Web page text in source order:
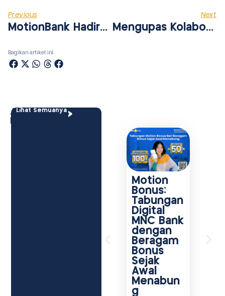
Previous
MotionBank Hadirkan Layanan Transaksi Yang Lengkap
Next
Mengupas Kolaborasi Dinamis Motionbank Dan Fintech Melalui BaaS
Bagikan artikel ini:
Artikel
Lihat Semuanya
Motion
Bonus:
Tabungan
Digital
MNC Bank
dengan
Beragam
Bonus
Sejak
Awal
Menabun
g